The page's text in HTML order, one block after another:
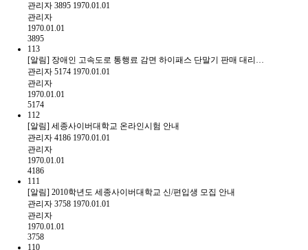
관리자 3895 1970.01.01
관리자
1970.01.01
3895
113
[알림] 장애인 고속도로 통행료 감면 하이패스 단말기 판매 대리…
관리자 5174 1970.01.01
관리자
1970.01.01
5174
112
[알림] 세종사이버대학교 온라인시험 안내
관리자 4186 1970.01.01
관리자
1970.01.01
4186
111
[알림] 2010학년도 세종사이버대학교 신/편입생 모집 안내
관리자 3758 1970.01.01
관리자
1970.01.01
3758
110